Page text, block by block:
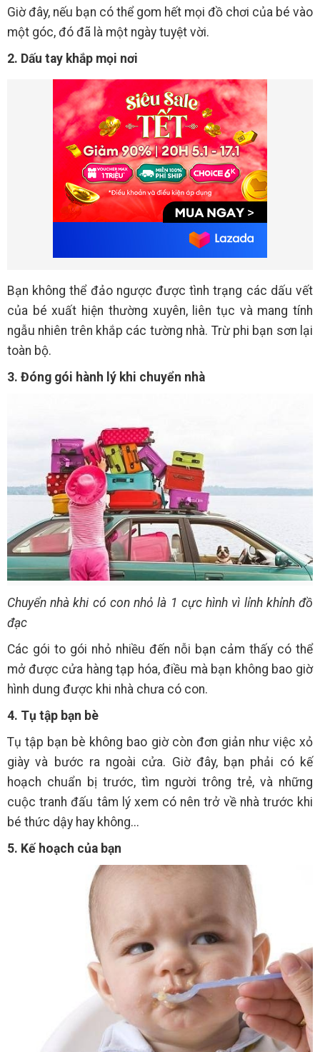
Giờ đây, nếu bạn có thể gom hết mọi đồ chơi của bé vào
một góc, đó đã là một ngày tuyệt vời.
2. Dấu tay khắp mọi nơi
Bạn không thể đảo ngược được tình trạng các dấu vết
của bé xuất hiện thường xuyên, liên tục và mang tính
ngẫu nhiên trên khắp các tường nhà. Trừ phi bạn sơn lại
toàn bộ.
3. Đóng gói hành lý khi chuyển nhà
Chuyển nhà khi có con nhỏ là 1 cực hình vì lỉnh khỉnh đồ
đạc
Các gói to gói nhỏ nhiều đến nỗi bạn cảm thấy có thể
mở được cửa hàng tạp hóa, điều mà bạn không bao giờ
hình dung được khi nhà chưa có con.
4. Tụ tập bạn bè
Tụ tập bạn bè không bao giờ còn đơn giản như việc xỏ
giày và bước ra ngoài cửa. Giờ đây, bạn phải có kế
hoạch chuẩn bị trước, tìm người trông trẻ, và những
cuộc tranh đấu tâm lý xem có nên trở về nhà trước khi
bé thức dậy hay không...
5. Kế hoạch của bạn